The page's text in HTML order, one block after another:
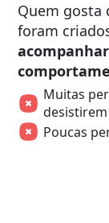
Quem gosta
foram
Muitas
desistirem
Poucas